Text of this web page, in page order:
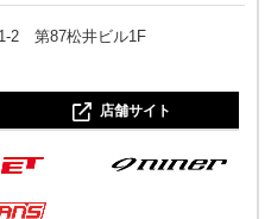
2 第87松井ビル1F
店舗サイト